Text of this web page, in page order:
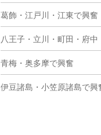
葛飾・江戸川・江東で興奮
八王子・立川・町田・府
青梅・奥多摩で興奮
伊豆諸島・小笠原諸島で興